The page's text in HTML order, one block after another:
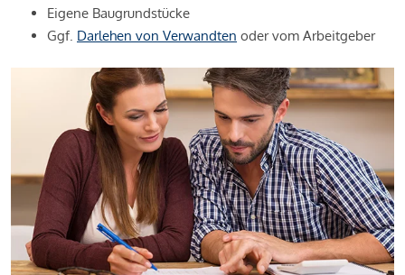
Eigene Baugrundstücke
Ggf. Darlehen von Verwandten oder vom Arbeitgeber